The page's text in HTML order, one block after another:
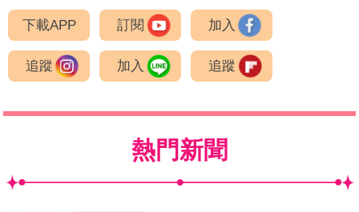
下載APP 訂閱 加入
追蹤 加入 追蹤
熱門新聞